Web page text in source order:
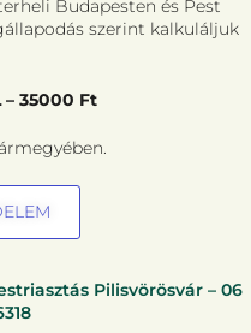
Budapesten és Pest
szerint kalkuláljuk
– 35000 Ft
Pilisvörösvár – 06